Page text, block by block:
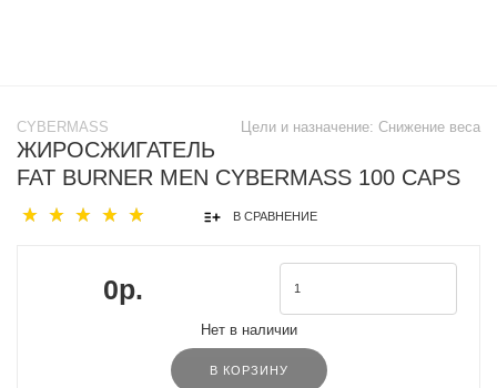
Цели и назначение: Снижение веса
CYBERMASS
ЖИРОСЖИГАТЕЛЬ
FAT BURNER MEN CYBERMASS 100 CAPS
В СРАВНЕНИЕ
0р.
Нет в наличии
В КОРЗИНУ